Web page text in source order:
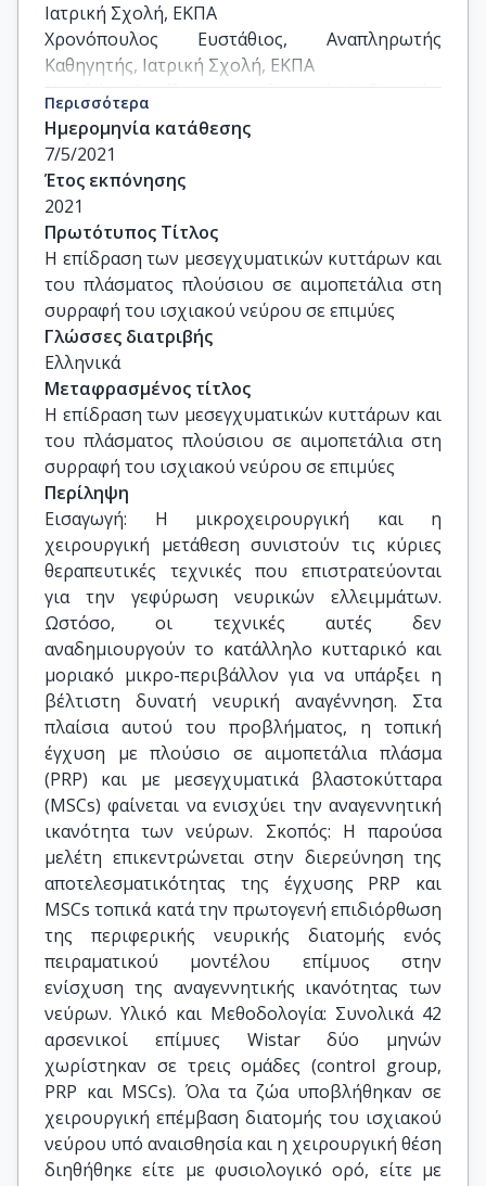
Ιατρική Σχολή, ΕΚΠΑ
Χρονόπουλος Ευστάθιος, Αναπληρωτής
Καθηγητής, Ιατρική Σχολή, ΕΚΠΑ
Νικολάου Βασίλειος, Αναπληρωτής Καθηγητής,
Ιατρική Σχολή, ΕΚΠΑ
Βλάμης Ιωάννης Επίκουρος Καθηγητής,  Ιατρική
Σχολή, ΕΚΠΑ
Γιαννακόπουλος Χρήστος, Επίκουρος
Καθηγητής ΤΕΦΑΑ ΕΚΠΑ
Περισσότερα
Ημερομηνία κατάθεσης
7/5/2021
Έτος εκπόνησης
2021
Πρωτότυπος Τίτλος
Η επίδραση των μεσεγχυματικών κυττάρων και
του πλάσματος πλούσιου σε αιμοπετάλια στη
συρραφή του ισχιακού νεύρου σε επιμύες
Γλώσσες διατριβής
Ελληνικά
Μεταφρασμένος τίτλος
Η επίδραση των μεσεγχυματικών κυττάρων και
του πλάσματος πλούσιου σε αιμοπετάλια στη
συρραφή του ισχιακού νεύρου σε επιμύες
Περίληψη
Εισαγωγή: Η μικροχειρουργική και η
χειρουργική μετάθεση συνιστούν τις κύριες
θεραπευτικές τεχνικές που επιστρατεύονται
για την γεφύρωση νευρικών ελλειμμάτων.
Ωστόσο, οι τεχνικές αυτές δεν
αναδημιουργούν το κατάλληλο κυτταρικό και
μοριακό μικρο-περιβάλλον για να υπάρξει η
βέλτιστη δυνατή νευρική αναγέννηση. Στα
πλαίσια αυτού του προβλήματος, η τοπική
έγχυση με πλούσιο σε αιμοπετάλια πλάσμα
(PRP) και με μεσεγχυματικά βλαστοκύτταρα
(MSCs) φαίνεται να ενισχύει την αναγεννητική
ικανότητα των νεύρων. Σκοπός: Η παρούσα
μελέτη επικεντρώνεται στην διερεύνηση της
αποτελεσματικότητας της έγχυσης PRP και
MSCs τοπικά κατά την πρωτογενή επιδιόρθωση
της περιφερικής νευρικής διατομής ενός
πειραματικού μοντέλου επίμυος στην
ενίσχυση της αναγεννητικής ικανότητας των
νεύρων. Υλικό και Μεθοδολογία: Συνολικά 42
αρσενικοί επίμυες Wistar δύο μηνών
χωρίστηκαν σε τρεις ομάδες (control group,
PRP και MSCs). Όλα τα ζώα υποβλήθηκαν σε
χειρουργική επέμβαση διατομής του ισχιακού
νεύρου υπό αναισθησία και η χειρουργική θέση
διηθήθηκε είτε με φυσιολογικό ορό, είτε με